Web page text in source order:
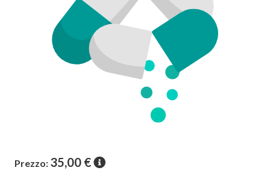
Prezzo: 35,00 €